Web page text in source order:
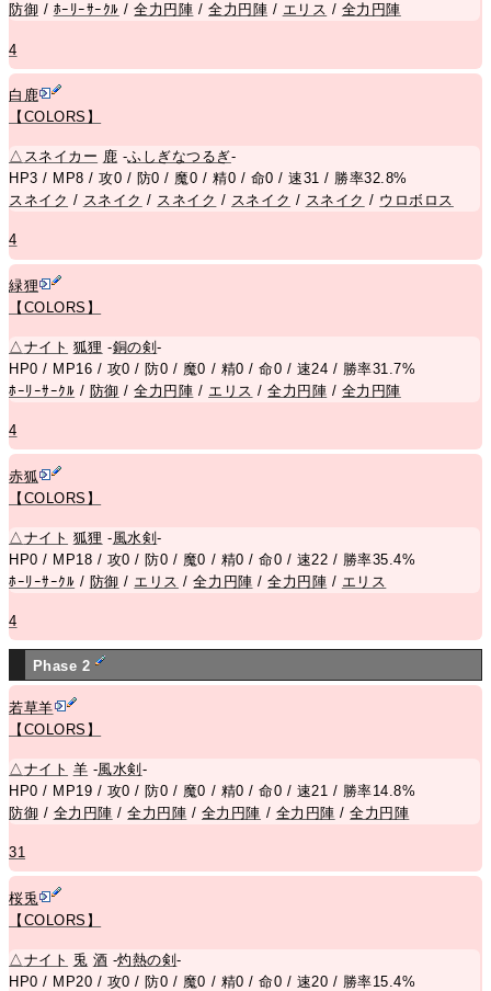
防御 / ﾎｰﾘｰｻｰｸﾙ /全力円陣 / 全力円陣 / エリス / 全力円陣
4
白鹿
【COLORS】
△ スネイカー 鹿 -ふしぎなつるぎ-
HP3 / MP8 / 攻0 / 防0 / 魔0 / 精0 / 命0 / 速31 / 勝率32.8%
スネイク / スネイク / スネイク / スネイク / スネイク / ウロボロス
4
緑狸
【COLORS】
△ナイト 狐狸 -銅の剣-
HP0 / MP16 / 攻0 / 防0 / 魔0 / 精0 / 命0 / 速24 / 勝率31.7%
ﾎｰﾘｰｻｰｸﾙ / 防御 /全力円陣 / エリス /全力円陣 / 全力円陣
4
赤狐
【COLORS】
△ナイト 狐狸 -風水剣-
HP0 / MP18 / 攻0 / 防0 / 魔0 / 精0 / 命0 / 速22 / 勝率35.4%
ﾎｰﾘｰｻｰｸﾙ / 防御 / エリス /全力円陣 /全力円陣 / エリス
4
Phase 2
若草羊
【COLORS】
△ナイト 羊 -風水剣 -
HP0 / MP19 / 攻0 / 防0 / 魔0 / 精0 / 命0 / 速21 / 勝率14.8%
防御 / 全力円陣 /全力円陣 / 全力円陣 / 全力円陣 /全力円陣
31
桜兎
【COLORS】
△ ナイト 兎 酒 -灼熱の剣-
HP0 / MP20 / 攻0 / 防0 / 魔0 / 精0 / 命0 / 速20 / 勝率15.4%